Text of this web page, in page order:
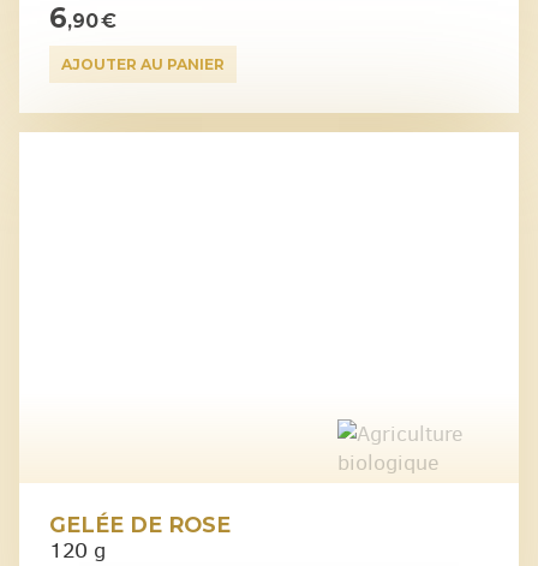
6,90 €
AJOUTER AU PANIER
GELÉE DE ROSE
120 g